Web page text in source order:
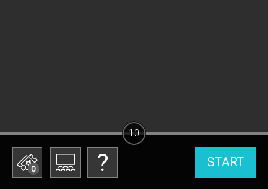
0 START
10